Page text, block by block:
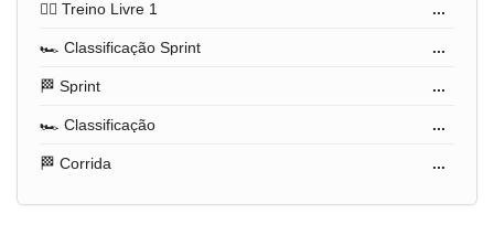
🏋️‍♂️ Treino Livre 1
...
🏎️ Classificação Sprint ...
🏁 Sprint ...
🏎️ Classificação ...
🏁 Corrida ...